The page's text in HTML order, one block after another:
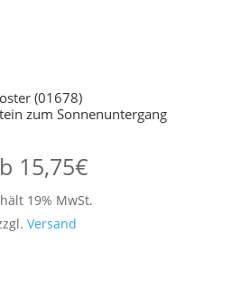
(01678)
zum Sonnenuntergang
15,75€
19% MwSt.
Versand